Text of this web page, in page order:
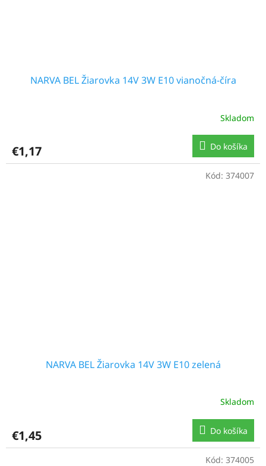
NARVA BEL Žiarovka 14V 3W E10 vianočná-číra
Skladom
€1,17 Do košíka
NARVA BEL Žiarovka 14V 3W E10 zelená
Skladom
€1,45 Do košíka
Kód: 374007
Kód: 374005